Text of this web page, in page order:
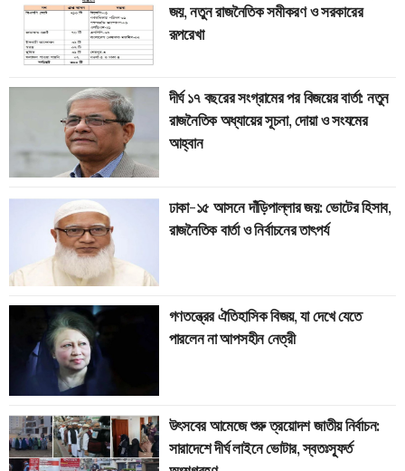
জয়, নতুন রাজনৈতিক সমীকরণ ও সরকারের
রূপরেখা
দীর্ঘ ১৭ বছরের সংগ্রামের পর বিজয়ের বার্তা: নতুন
রাজনৈতিক অধ্যায়ের সূচনা, দোয়া ও সংযমের
আহ্বান
ঢাকা-১৫ আসনে দাঁড়িপাল্লার জয়: ভোটের হিসাব,
রাজনৈতিক বার্তা ও নির্বাচনের তাৎপর্য
গণতন্ত্রের ঐতিহাসিক বিজয়, যা দেখে যেতে
পারলেন না আপসহীন নেত্রী
উৎসবের আমেজে শুরু ত্রয়োদশ জাতীয় নির্বাচন:
সারাদেশে দীর্ঘ লাইনে ভোটার, স্বতঃস্ফূর্ত